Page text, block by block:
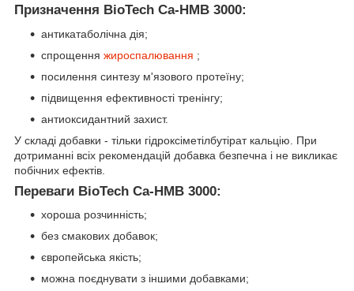
Призначення BioTech Ca-HMB 3000:
антикатаболічна дія;
спрощення жироспалювання ;
посилення синтезу м'язового протеїну;
підвищення ефективності тренінгу;
антиоксидантний захист.
У складі добавки - тільки гідроксіметілбутірат кальцію. При
дотриманні всіх рекомендацій добавка безпечна і не викликає
побічних ефектів.
Переваги BioTech Ca-HMB 3000:
хороша розчинність;
без смакових добавок;
європейська якість;
можна поєднувати з іншими добавками;